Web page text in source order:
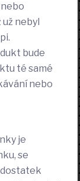
nebyl
bude
té samé
nebo
je
se